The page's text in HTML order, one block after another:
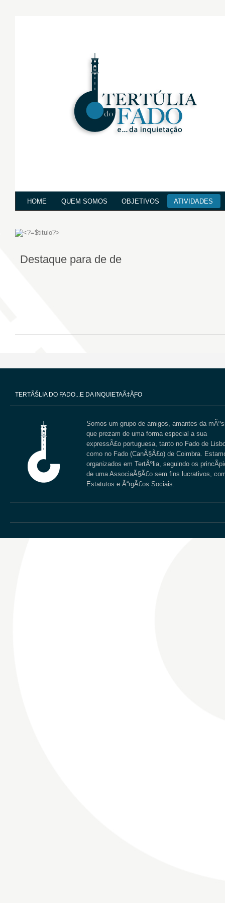
HOME QUEM SOMOS OBJETIVOS ATIVIDADES
Destaque para de de
TERTÃŠLIA DO FADO...E DA INQUIETAÃ‡ÃƑO
Somos um grupo de amigos, amantes da
que prezam de uma forma especial a sua
expressÃ£o portuguesa, tanto no Fado de
como no Fado (CanÃ§Ã£o) de Coimbra.
organizados em TertÃºlia, seguindo os
de uma AssociaÃ§Ã£o sem fins lucrativos,
Estatutos e Ã“rgÃ£os Sociais.